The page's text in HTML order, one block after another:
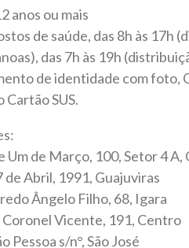
anos ou mais
de saúde, das 8h às 17h
das 7h às 19h
de identidade com foto,
Cartão SUS.
Um de Março, 100, Setor 4 A,
de Abril, 1991, Guajuviras
Ângelo Filho, 68, Igara
Coronel Vicente, 191, Centro
Pessoa s/n°, São José